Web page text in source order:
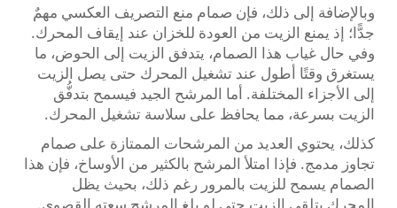
وبالإضافة إلى ذلك، فإن صمام منع التصريف العكسي مهمٌ
جدًّا؛ إذ يمنع الزيت من العودة للخزان عند إيقاف المحرك.
وفي حال غياب هذا الصمام، يتدفق الزيت إلى الحوض، ما
يستغرق وقتًا أطول عند تشغيل المحرك حتى يصل الزيت
إلى الأجزاء المختلفة. أما المرشح الجيد فيسمح بتدفُّق
الزيت بسرعة، مما يحافظ على سلاسة تشغيل المحرك.
كذلك، يحتوي العديد من المرشحات الممتازة على صمام
تجاوز مدمج. فإذا امتلأ المرشح بالكثير من الأوساخ، فإن هذا
الصمام يسمح للزيت بالمرور رغم ذلك، بحيث يظل
المحرك يتلقى الزيت حتى لو بلغ المرشح سعته القصوى.